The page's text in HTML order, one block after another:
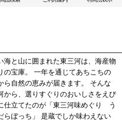
海と山に囲まれた東三河は、海産物
の宝庫。 一年を通じてあちこちの
ら自然の恵みが届きます。 そんな
から、選りすぐりのおいしさをえび
仕立てたのが「東三河味めぐり う
らぼっち」 是蔵でしか味わえない